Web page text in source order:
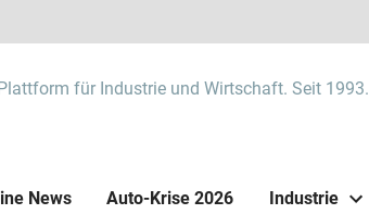
Plattform für Industrie und Wirtschaft. Seit 1993.
News Auto-Krise 2026 Industrie